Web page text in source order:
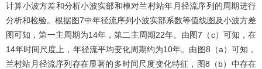
计算小波方差和分析小波实部和模对兰村站年月径流序列的周期进行
分析和检验。根据图7中年径流序列小波实部系数等值线图及小波方差
图可知，第一主周期为14年，第二主周期22年。由图7 （c）可知，在
14年时间尺度上，年径流平均变化周期约为10年。由 图8 （a）可知，
兰村站月径流序列存在显著的多时间尺度变化特征， 图8 （b）中存在